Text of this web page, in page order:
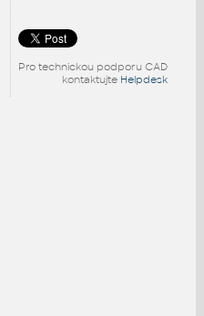
Pro technickou podporu CAD
kontaktujte Helpdesk